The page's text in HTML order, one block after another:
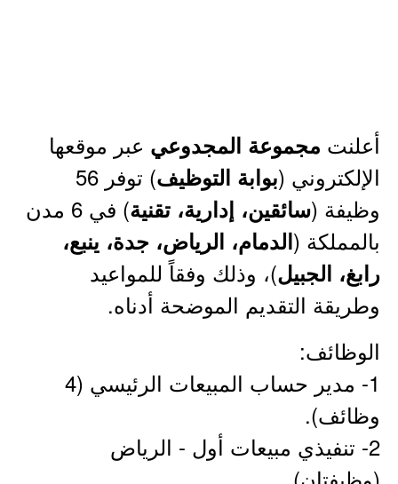
أعلنت مجموعة المجدوعي عبر موقعها
الإلكتروني (بوابة التوظيف
) توفر 56
وظيفة (سائقين، إدارية، تقنية
) في 6 مدن
بالمملكة (الدمام، الرياض، جدة، ينبع،
رابغ، الجبيل)، وذلك وفقاً للمواعيد
وطريقة التقديم الموضحة أدناه.
الوظائف:
1- مدير حساب المبيعات الرئيسي (4
وظائف).
2- تنفيذي مبيعات أول - الرياض